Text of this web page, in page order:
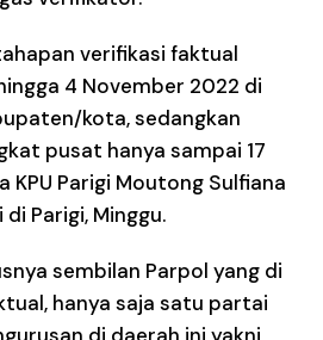
verifikasi faktual
4 November 2022 di
kota, sedangkan
pusat hanya sampai 17
KPU Parigi Moutong Sulfiana
Parigi, Minggu.
sembilan Parpol yang di
hanya saja satu partai